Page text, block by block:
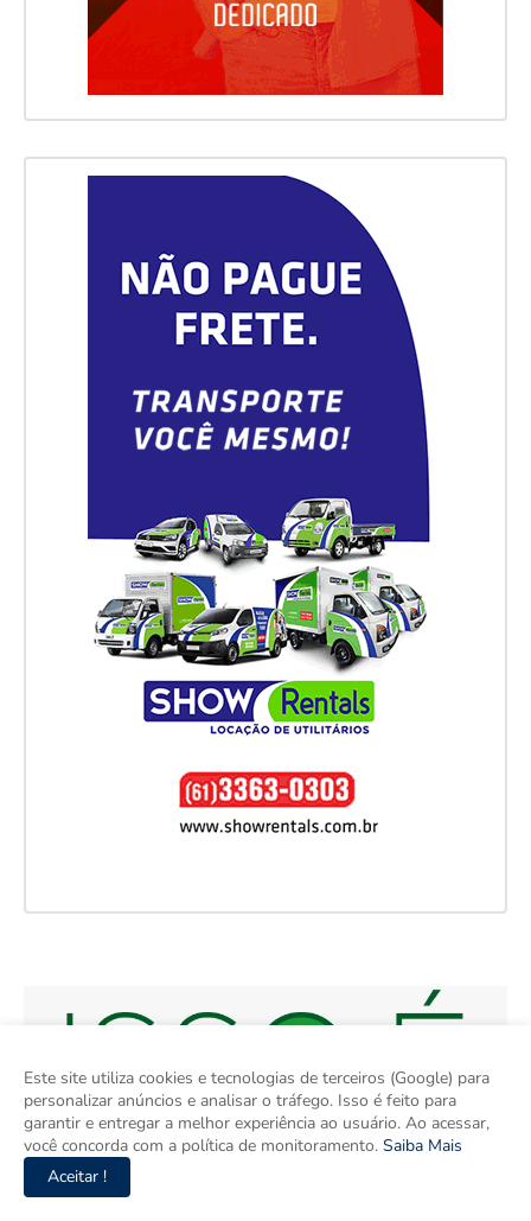
Este site utiliza cookies e tecnologias de terceiros (Google) para
personalizar anúncios e analisar o tráfego. Isso é feito para
garantir e entregar a melhor experiência ao usuário. Ao acessar,
você concorda com a política de monitoramento. Saiba Mais
Aceitar !